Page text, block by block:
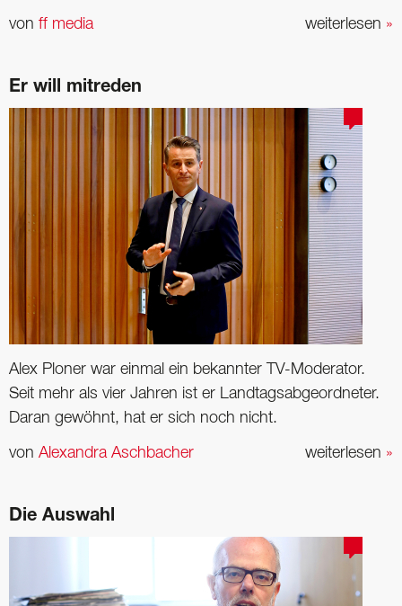
weiterlesen »
von ff media
Er will mitreden
Alex Ploner war einmal ein bekannter TV-Moderator.
Seit mehr als vier Jahren ist er Landtagsabgeordneter.
Daran gewöhnt, hat er sich noch nicht.
weiterlesen »
von Alexandra Aschbacher
Die Auswahl